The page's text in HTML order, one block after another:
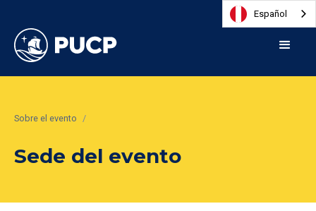
Sobre el evento /
Sede del evento
Español